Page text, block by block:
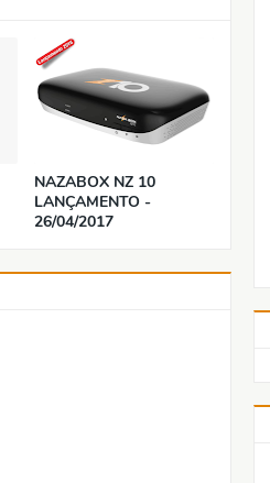
NAZABOX NZ 10
LANÇAMENTO -
26/04/2017